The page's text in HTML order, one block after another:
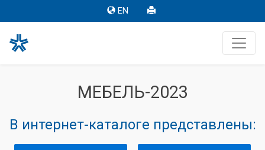
EN
МЕБЕЛЬ-2023
В интернет-каталоге представлены: